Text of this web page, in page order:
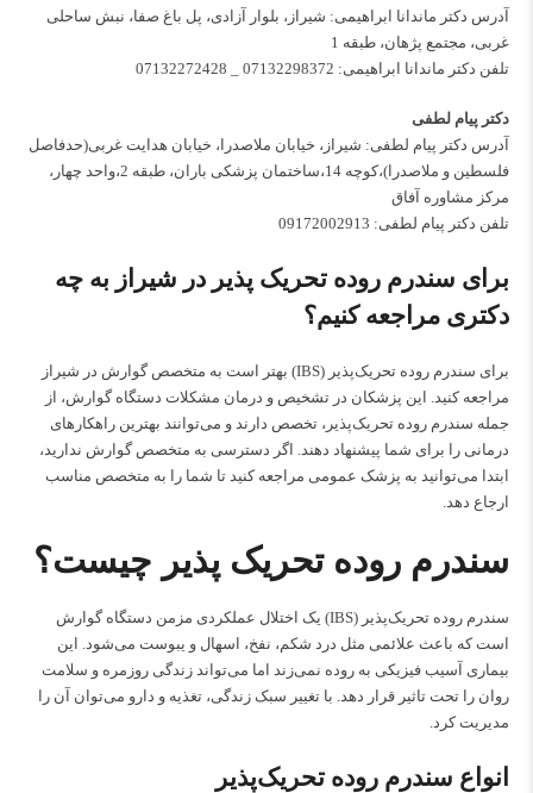
آدرس دکتر ماندانا ابراهیمی: شیراز، بلوار آزادی، پل باغ صفا، نبش ساحلی
غربی، مجتمع پژهان، طبقه 1
تلفن دکتر ماندانا ابراهیمی: 07132298372
07132272428
دکتر پیام لطفی
آدرس دکتر پیام لطفی: شیراز، خیابان ملاصدرا، خیابان هدایت غربی(حدفاصل
فلسطین و ملاصدرا)،کوچه 14،ساختمان پزشکی باران، طبقه 2،واحد چهار،
مرکز مشاوره آفاق
تلفن دکتر پیام لطفی: 09172002913
برای سندرم روده تحریک پذیر در شیراز به چه
دکتری مراجعه کنیم؟
برای سندرم روده تحریک‌پذیر (IBS) بهتر است به
متخصص گوارش در شیراز
مراجعه کنید. این پزشکان در تشخیص و درمان مشکلات دستگاه گوارش، از
جمله سندرم روده تحریک‌پذیر، تخصص دارند و می‌توانند بهترین راهکارهای
درمانی را برای شما پیشنهاد دهند. اگر دسترسی به متخصص گوارش ندارید،
ابتدا می‌توانید به پزشک عمومی مراجعه کنید تا شما را به متخصص مناسب
ارجاع دهد.
سندرم روده تحریک پذیر چیست؟
سندرم روده تحریک‌پذیر (IBS) یک اختلال عملکردی مزمن دستگاه گوارش
است که باعث علائمی مثل درد شکم، نفخ، اسهال و یبوست می‌شود. این
بیماری آسیب فیزیکی به روده نمی‌زند اما می‌تواند زندگی روزمره و سلامت
روان را تحت تاثیر قرار دهد. با تغییر سبک زندگی، تغذیه و دارو می‌توان آن را
مدیریت کرد.
انواع سندرم روده تحریک‌پذیر